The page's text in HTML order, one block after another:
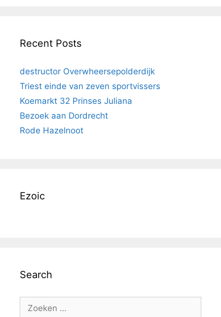
Recent Posts
destructor Overwheersepolderdijk
Triest einde van zeven sportvissers
Koemarkt 32 Prinses Juliana
Bezoek aan Dordrecht
Rode Hazelnoot
Ezoic
Search
Zoek